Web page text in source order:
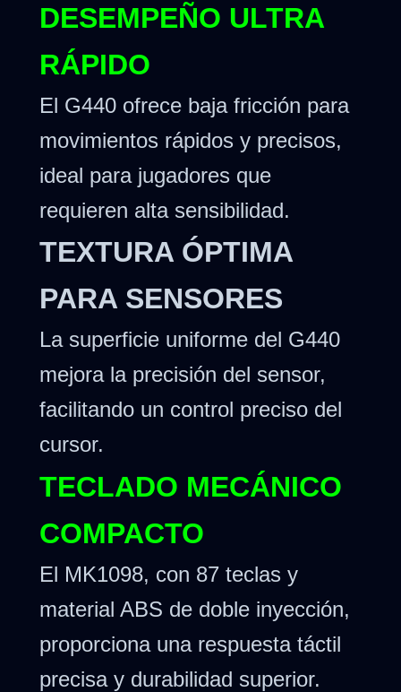
DESEMPEÑO ULTRA
RÁPIDO
El G440 ofrece baja fricción para
movimientos rápidos y precisos,
ideal para jugadores que
requieren alta sensibilidad.
TEXTURA ÓPTIMA
PARA SENSORES
La superficie uniforme del G440
mejora la precisión del sensor,
facilitando un control preciso del
cursor.
TECLADO MECÁNICO
COMPACTO
El MK1098, con 87 teclas y
material ABS de doble inyección,
proporciona una respuesta táctil
precisa y durabilidad superior.